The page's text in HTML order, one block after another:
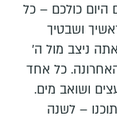
היום כולכם – כל
ושבטיך
ניצב מול ה'
כל אחד
ושואב מים.
– לשנה